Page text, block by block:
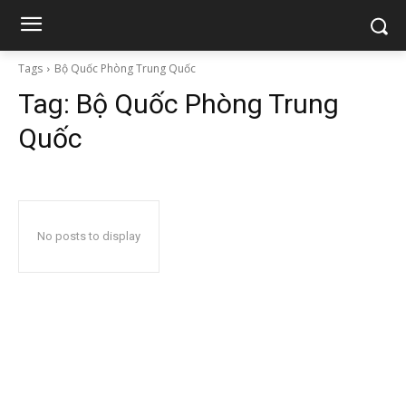
Tags Bộ Quốc Phòng Trung Quốc
Tag: Bộ Quốc Phòng Trung
Quốc
No posts to display